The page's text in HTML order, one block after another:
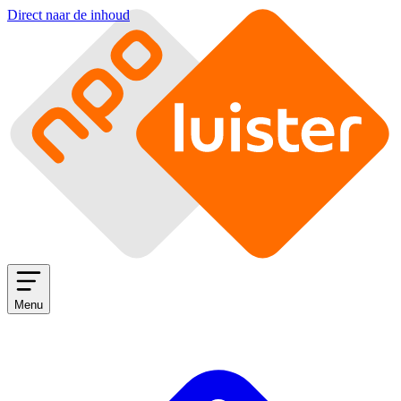
Direct naar de inhoud
Menu